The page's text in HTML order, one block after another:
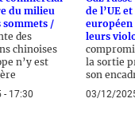
du milieu
sommets /
des
chinoises
n’y est
17:30
de l’UE
européen
leurs
la sortie
son
03/12/